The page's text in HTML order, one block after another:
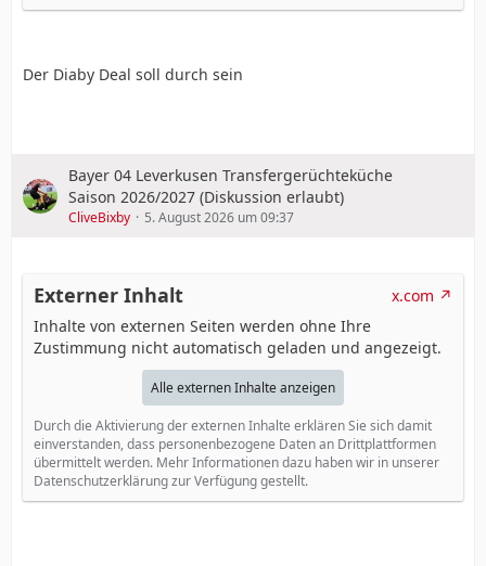
AndrichNein.
Verantwortung zeitweise zur Belastung?
AndrichDas wurde ich im Laufe der Saison häufig
Mannschaft war nicht richtig zusammen, es gab an
verschiedenen Stellen Probleme. Dann spielte der
Kapitän nicht gut und sah zwei Rote Karten. Man kann
deshalb zu dem Schluss gekommen sein, dass die Rolle
mich zusätzlich belastet hat. Ich kann nur sagen, dass
die Kapitänsbinde mit zunehmender Dauer der Saison
keine Belastung mehr für mich war. Vielleicht hat sie
unterbewusst etwas mit mir gemacht. Im Nachhinein
empfinde ich das zum Glück nicht mehr so.
Was würde es mit Ihnen machen, wenn Sie in
Der Diaby Deal soll durch sein
Bayer 04 Leverkusen Transfergerüchteküche
Saison 2026/2027 (Diskussion erlaubt)
CliveBixby 5. August 2026 um 09:37
Externer Inhalt
x.com
Inhalte von externen Seiten werden ohne Ihre
Zustimmung nicht automatisch geladen und angezeigt.
Alle externen Inhalte anzeigen
Durch die Aktivierung der externen Inhalte erklären Sie sich damit
einverstanden, dass personenbezogene Daten an Drittplattformen
übermittelt werden. Mehr Informationen dazu haben wir in unserer
Datenschutzerklärung zur Verfügung gestellt.